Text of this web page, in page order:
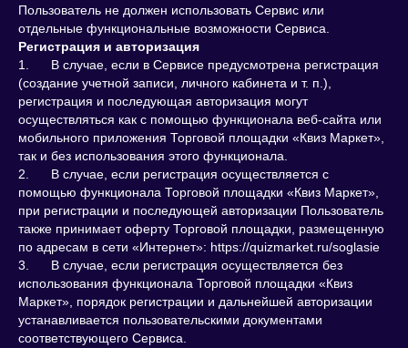
Пользователь не должен использовать Сервис или
отдельные функциональные возможности Сервиса.
Регистрация и авторизация
1. В случае, если в Сервисе предусмотрена регистрация
(создание учетной записи, личного кабинета и т. п.),
регистрация и последующая авторизация могут
осуществляться как с помощью функционала веб-сайта или
мобильного приложения Торговой площадки «Квиз Маркет»,
так и без использования этого функционала.
2. В случае, если регистрация осуществляется с
помощью функционала Торговой площадки «Квиз Маркет»,
при регистрации и последующей авторизации Пользователь
также принимает оферту Торговой площадки, размещенную
по адресам в сети «Интернет»: https://quizmarket.ru/soglasie
3. В случае, если регистрация осуществляется без
использования функционала Торговой площадки «Квиз
Маркет», порядок регистрации и дальнейшей авторизации
устанавливается пользовательскими документами
соответствующего Сервиса.